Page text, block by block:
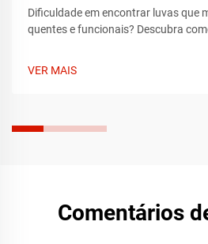
Dificuldade em encontrar luvas que
quentes e funcionais? Descubra
VER MAIS
Comentários